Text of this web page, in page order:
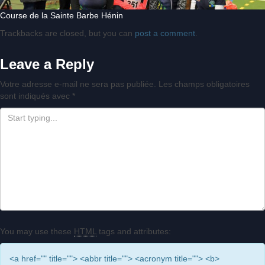
Course de la Sainte Barbe Hénin
Trackbacks are closed, but you can post a comment
Leave a Reply
Votre adresse e-mail ne sera pas publiée.
Les champs obligatoires
sont indiqués avec *
You may use these HTML tags and attributes:
<a href="" title=""> <abbr title=""> <acronym title=""> <b>